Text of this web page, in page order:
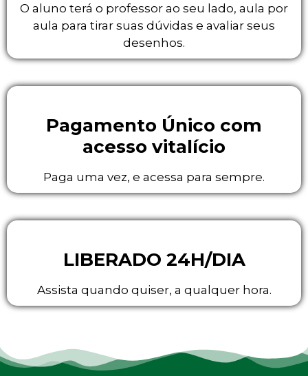
O aluno terá o professor ao seu lado, aula por
aula para tirar suas dúvidas e avaliar seus
desenhos.
Pagamento Único com
acesso vitalício
Paga uma vez, e acessa para sempre.
LIBERADO 24H/DIA
Assista quando quiser, a qualquer hora.